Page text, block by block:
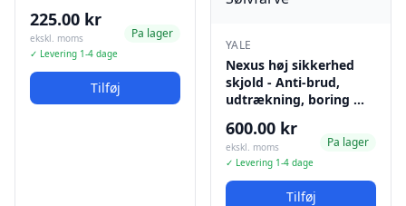
225.00 kr
ekskl. moms
✓ Levering 1-4 dage
Pa lager
Tilføj
YALE
Nexus høj sikkerhed
skjold - Anti-brud,
udtrækning, boring …
600.00 kr
ekskl. moms
✓ Levering 1-4 dage
Pa lager
Tilføj